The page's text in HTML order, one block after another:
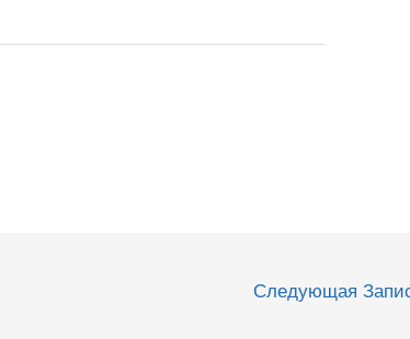
Следующая